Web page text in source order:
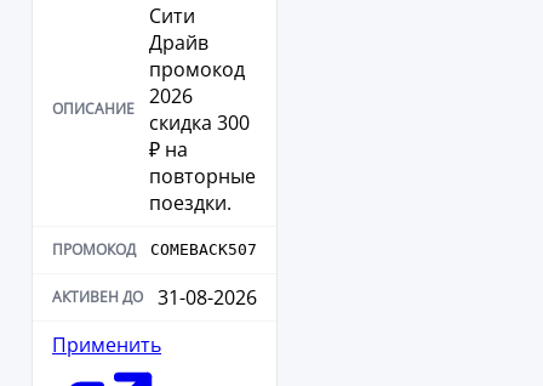
Сити
Драйв
промокод
2026
скидка 300
₽ на
повторные
поездки.
COMEBACK507
31-08-2026
Применить